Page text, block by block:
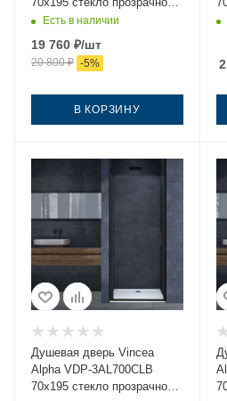
профиль вороненая сталь
Есть в наличии
19 760 ₽/шт
20 800₽ -5%
В КОРЗИНУ
Душевая дверь Vincea
Alpha VDP-3AL700CLB
70х195 стекло прозрачное